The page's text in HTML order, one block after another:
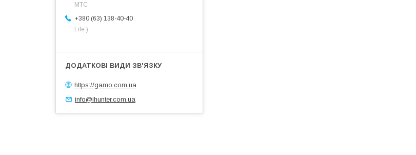
МТС
+380 (63) 138-40-40
Life:)
https://gamo.com.ua
info@ihunter.com.ua